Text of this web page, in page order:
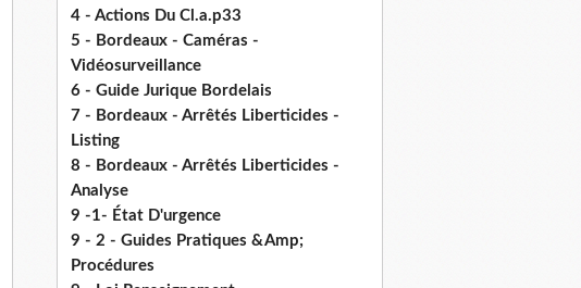
4 - Actions Du Cl.a.p33
5 - Bordeaux - Caméras -
Vidéosurveillance
6 - Guide Jurique Bordelais
7 - Bordeaux - Arrêtés Liberticides -
Listing
8 - Bordeaux - Arrêtés Liberticides -
Analyse
9 -1- État D'urgence
9 - 2 - Guides Pratiques &Amp;
Procédures